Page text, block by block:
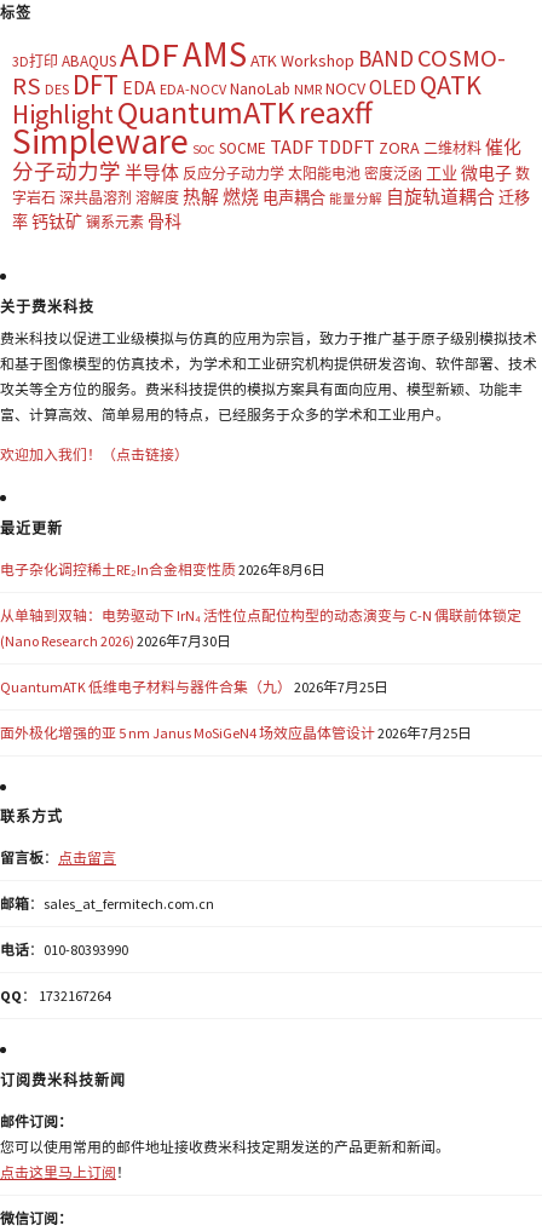
标签
3D打印 ABAQUSADFAMS ATK Workshop BAND COSMO-
RS DES DFT EDA EDA-NOCV NanoLab NMR NOCVOLED QATK
HighlightQuantumATKreaxff
Simpleware SOC SOCME TADF TDDFT ZORA 二维材料 催化
分子动力学 半导体 反应分子动力学 太阳能电池 密度泛函 工业 微电子 数
字岩石 深共晶溶剂 溶解度 热解燃烧 电声耦合 能量分解 自旋轨道耦合迁移
率钙钛矿 镧系元素 骨科
关于费米科技
费米科技以促进工业级模拟与仿真的应用为宗旨，致力于推广基于原子级别模拟技术
和基于图像模型的仿真技术，为学术和工业研究机构提供研发咨询、软件部署、技术
攻关等全方位的服务。费米科技提供的模拟方案具有面向应用、模型新颖、功能丰
富、计算高效、简单易用的特点，已经服务于众多的学术和工业用户。
欢迎加入我们！（点击链接）
最近更新
电子杂化调控稀土RE₂In合金相变性质2026年8月6日
从单轴到双轴：电势驱动下 IrN₄ 活性位点配位构型的动态演变与 C-N 偶联前体锁定
(Nano Research 2026) 2026年7月30日
QuantumATK 低维电子材料与器件合集（九） 2026年7月25日
面外极化增强的亚 5 nm Janus MoSiGeN4 场效应晶体管设计2026年7月25日
联系方式
留言板： 点击留言
邮箱：sales_at_fermitech.com.cn
电话：010-80393990
QQ ： 1732167264
订阅费米科技新闻
邮件订阅：
您可以使用常用的邮件地址接收费米科技定期发送的产品更新和新闻。
点击这里马上订阅 ！
微信订阅：